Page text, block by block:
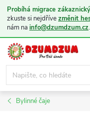
Probíhá migrace
zkuste si nejdřívezměnit
nám na info@dzumdzum.cz.
Přejít
obsah
Bylinné čaje